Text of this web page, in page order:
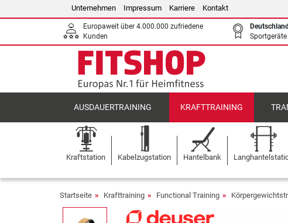
Unternehmen Impressum Karriere Kontakt
Europaweit über 4.000.000 zufriedene
Kunden
AUSDAUERTRAINING KRAFTTRAINING
Kraftstation Kabelzugstation Hantelbank
Startseite Krafttraining Functional Training